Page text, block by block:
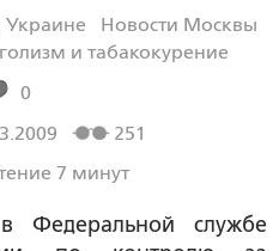
Украине
Новости Москвы
и табакокурение
0
251
7 минут
Федеральной службе